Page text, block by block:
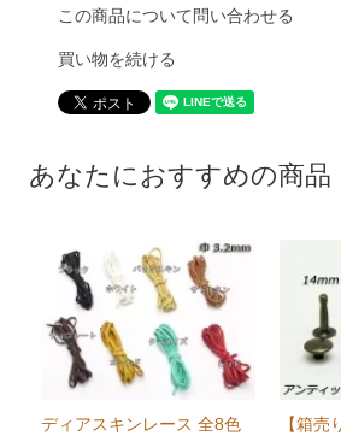
この商品について問い合わせる
買い物を続ける
あなたにおすすめの商品
ディアスキンレース 全8色
【箱